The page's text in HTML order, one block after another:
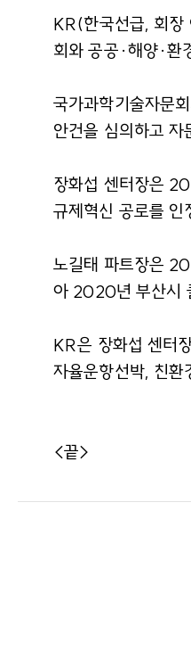
KR(한국선급, 회장
회와 공공·해양·환
국가과학기술자문
안건을 심의하고 자
장화섭 센터장은
규제혁신 공로를 인
노길태 파트장은
아 2020년 부산시
KR은 장화섭 센터
자율운항선박, 친
<끝>